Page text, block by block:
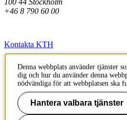
+46 8 790 60 00
Kontakta KTH
Jobba på KTH
Press och media
Faktura och betalning KTH
Denna webbplats använder tjänster
dig och hur du använder denna
nödvändiga för att webbplatsen ska
Hantera valbara tjänster